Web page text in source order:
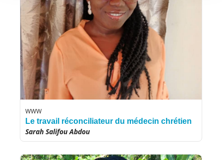
WWW
Le travail réconciliateur du médecin chrétien
Sarah Salifou Abdou